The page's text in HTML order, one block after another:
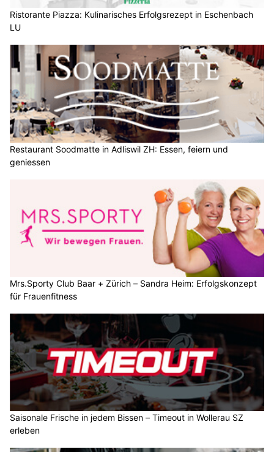
Ristorante Piazza: Kulinarisches Erfolgsrezept in Eschenbach
LU
Restaurant Soodmatte in Adliswil ZH: Essen, feiern und
geniessen
Mrs.Sporty Club Baar + Zürich – Sandra Heim: Erfolgskonzept
für Frauenfitness
Saisonale Frische in jedem Bissen – Timeout in Wollerau SZ
erleben